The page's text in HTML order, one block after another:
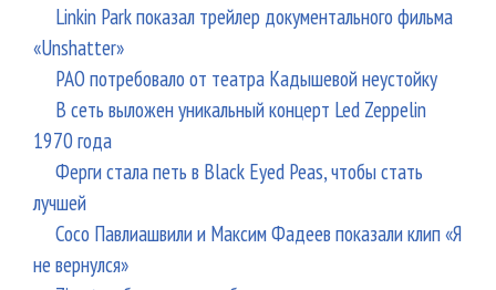
Linkin Park показал трейлер документального фильма
«Unshatter»
РАО потребовало от театра Кадышевой неустойку
В сеть выложен уникальный концерт Led Zeppelin
1970 года
Ферги стала петь в Black Eyed Peas, чтобы стать
лучшей
Сосо Павлиашвили и Максим Фадеев показали клип «Я
не вернулся»